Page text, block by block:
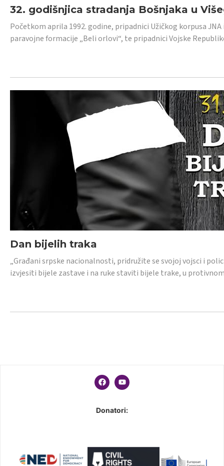
32. godišnjica stradanja Bošnjaka u
Početkom aprila 1992. godine, pripadnici Užičkog korpusa
paravojne formacije „Beli orlovi“, te pripadnici Vojske
Dan bijelih traka
„Građani srpske nacionalnosti, pridružite se svojoj vojsci i
izvjesiti bijele zastave i na ruke staviti bijele trake, u
Donatori: